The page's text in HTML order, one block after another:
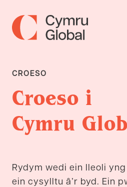
CROESO
Croeso i
Cymru
Rydym wedi ein lleoli
ein cysylltu â’r byd. Ein